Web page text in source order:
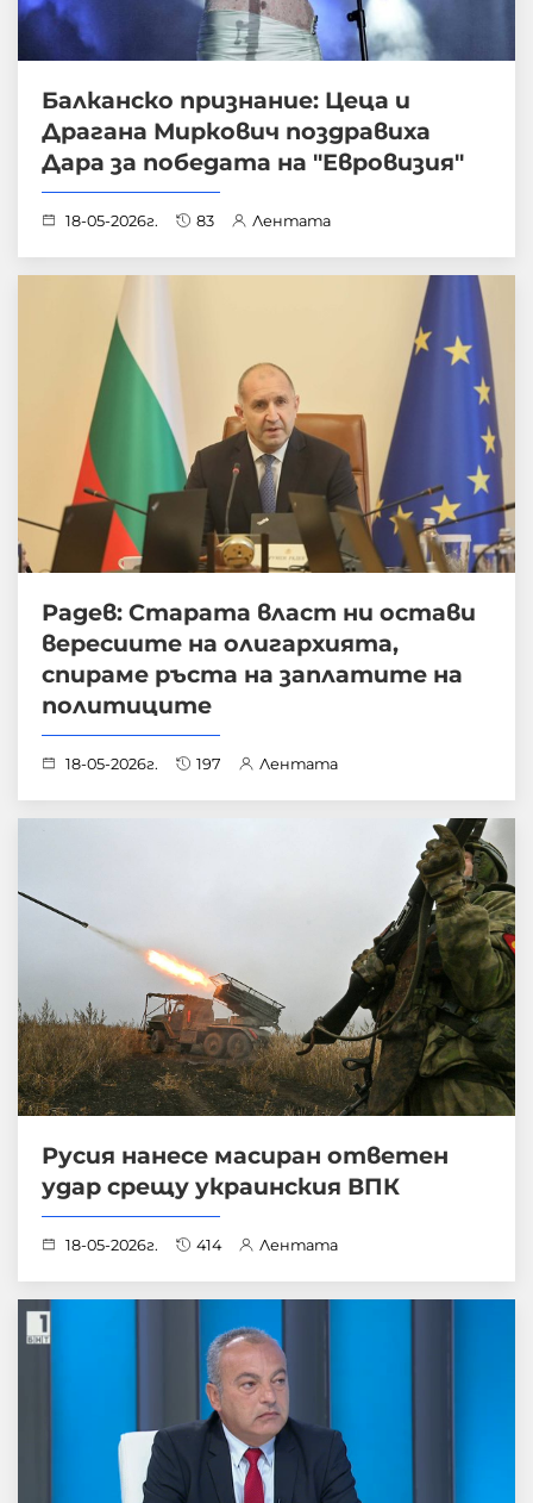
Балканско признание: Цеца и
Драгана Миркович поздравиха
Дара за победата на "Евровизия"
18-05-2026г. 83 Лентата
Радев: Старата власт ни остави
вересиите на олигархията,
спираме ръста на заплатите на
политиците
18-05-2026г. 197 Лентата
Русия нанесе масиран ответен
удар срещу украинския ВПК
18-05-2026г. 414 Лентата